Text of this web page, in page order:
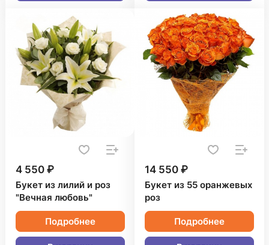
4 550 ₽
Букет из лилий и роз
"Вечная любовь"
Подробнее
14 550 ₽
Букет из 55 оранжевых
роз
Подробнее